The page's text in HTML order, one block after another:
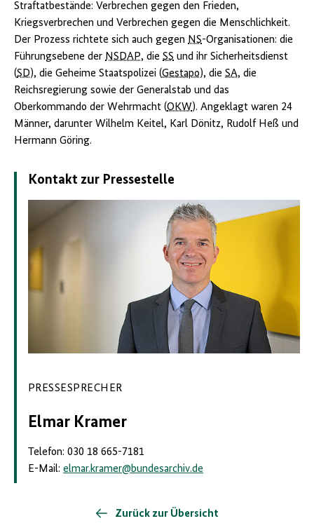
Straftatbestände: Verbrechen gegen den Frieden,
Kriegsverbrechen und Verbrechen gegen die Menschlich­keit.
Der Prozess richtete sich auch gegen NS-Organisationen: die
Führungsebene der NSDAP, die SS und ihr Sicherheitsdienst
(SD), die Geheime Staatspolizei (Gestapo), die SA, die
Reichsregierung sowie der Generalstab und das
Oberkommando der Wehrmacht (OKW). Angeklagt waren 24
Männer, darunter Wilhelm Keitel, Karl Dönitz, Rudolf Heß und
Hermann Göring.
Kontakt zur Pressestelle
PRESSESPRECHER
Elmar Kramer
Telefon: 030 18 665-7181
E-Mail: elmar.kramer@bundesarchiv.de
Zurück zur Übersicht